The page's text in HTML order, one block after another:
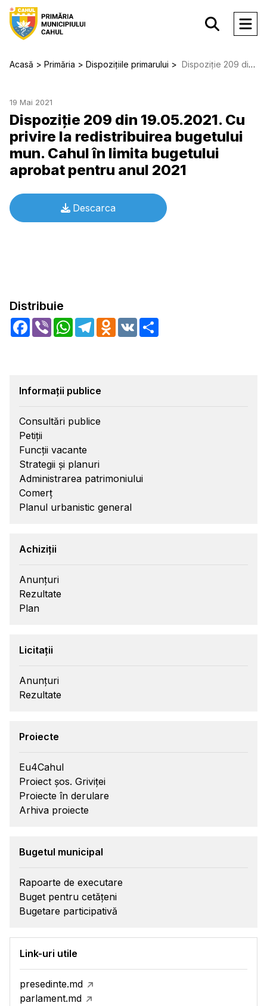
Acasă Primăria Dispozițiile primarului Dispoziție 209 din 19.05.2021. Cu privire la redistribuirea bugetului mun. Cahul în limita bugetului aprobat pentru anul 2021
19 Mai 2021
Dispoziție 209 din 19.05.2021. Cu
privire la redistribuirea bugetului
mun. Cahul în limita bugetului
aprobat pentru anul 2021
Descarca
Distribuie
Facebook
Viber WhatsApp
TelegramOdnoklassniki
VK
Informații publice
Consultări publice
Petiții
Funcții vacante
Strategii și planuri
Administrarea patrimoniului
Comerț
Planul urbanistic general
Achiziții
Anunțuri
Rezultate
Plan
Licitații
Anunțuri
Rezultate
Proiecte
Eu4Cahul
Proiect șos. Griviței
Proiecte în derulare
Arhiva proiecte
Bugetul municipal
Rapoarte de executare
Buget pentru cetățeni
Bugetare participativă
Link-uri utile
presedinte.md
parlament.md